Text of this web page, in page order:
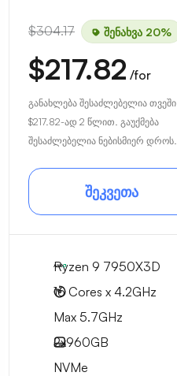
$304.17 შენახვა 20%
$217.82 /for
განახლება შესაძლებელია თვეში
$217.82-ად 2 წლით. გაუქმება
შესაძლებელია ნებისმიერ დროს.
შეკვეთა
Ryzen 9 7950X3D
16 Cores x 4.2GHz
Max 5.7GHz
2x960GB
NVMe